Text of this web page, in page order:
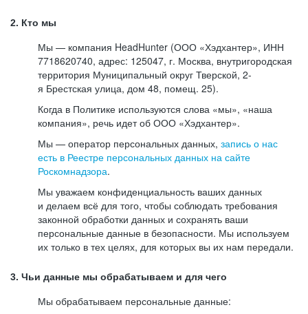
2. Кто мы
Мы — компания HeadHunter (ООО «Хэдхантер», ИНН
7718620740, адрес: 125047, г. Москва, внутригородская
территория Муниципальный округ Тверской, 2-
я Брестская улица, дом 48, помещ. 25).
Когда в Политике используются слова «мы», «наша
компания», речь идет об ООО «Хэдхантер».
Мы — оператор персональных данных, запись о нас
есть в Реестре персональных данных на сайте
Роскомнадзора.
Мы уважаем конфиденциальность ваших данных
и делаем всё для того, чтобы соблюдать требования
законной обработки данных и сохранять ваши
персональные данные в безопасности. Мы используем
их только в тех целях, для которых вы их нам передали.
3. Чьи данные мы обрабатываем и для чего
Мы обрабатываем персональные данные: